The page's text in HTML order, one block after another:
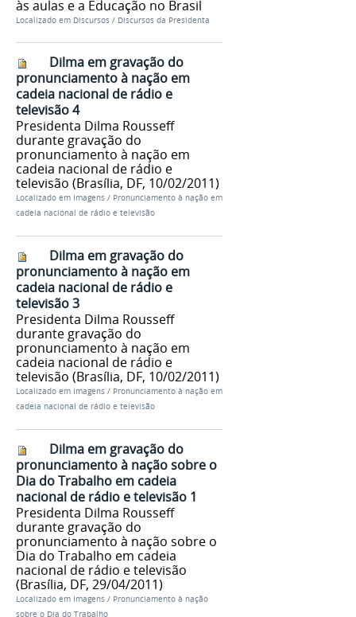
às aulas e a Educação no Brasil
Localizado em Discursos / Discursos da Presidenta
Dilma em gravação do
pronunciamento à nação em
cadeia nacional de rádio e
televisão 4
Presidenta Dilma Rousseff
durante gravação do
pronunciamento à nação em
cadeia nacional de rádio e
televisão (Brasília, DF, 10/02/2011)
Localizado em Imagens / Pronunciamento à nação em
cadeia nacional de rádio e televisão
Dilma em gravação do
pronunciamento à nação em
cadeia nacional de rádio e
televisão 3
Presidenta Dilma Rousseff
durante gravação do
pronunciamento à nação em
cadeia nacional de rádio e
televisão (Brasília, DF, 10/02/2011)
Localizado em Imagens / Pronunciamento à nação em
cadeia nacional de rádio e televisão
Dilma em gravação do
pronunciamento à nação sobre o
Dia do Trabalho em cadeia
nacional de rádio e televisão 1
Presidenta Dilma Rousseff
durante gravação do
pronunciamento à nação sobre o
Dia do Trabalho em cadeia
nacional de rádio e televisão
(Brasília, DF, 29/04/2011)
Localizado em Imagens / Pronunciamento à nação
sobre o Dia do Trabalho